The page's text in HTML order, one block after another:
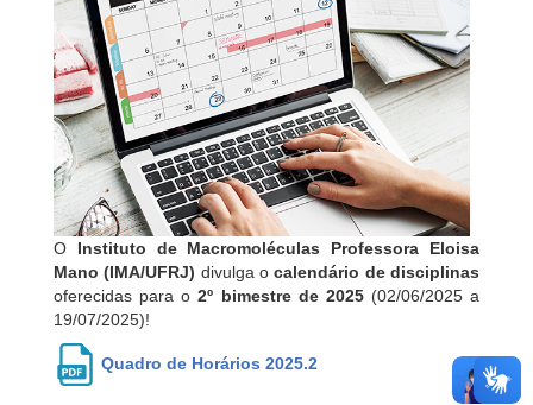
O Instituto de Macromoléculas Professora Eloisa
Mano (IMA/UFRJ) divulga ocalendário de disciplinas
oferecidas para o2º bimestre de 2025 (02/06/2025 a
19/07/2025)!
Quadro de Horários 2025.2